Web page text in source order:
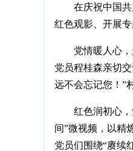
在庆祝中国
红色观影、开展
党情暖人心
党员程桂森亲切
远不会忘记您！”
红色润初心
间”微视频，以精
党员们围绕“赓续